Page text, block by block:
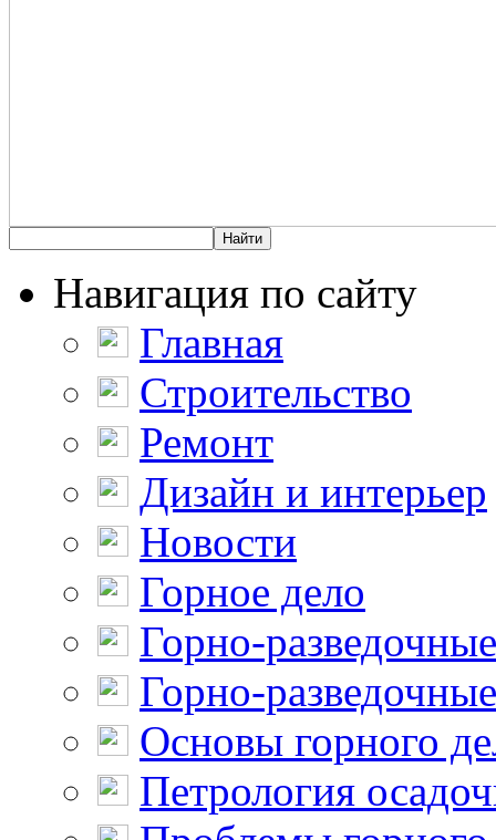
Навигация по сайту
Главная
Строительство
Ремонт
Дизайн и интерьер
Новости
Горное дело
Горно-
Горно-
Основы горного
Петрология